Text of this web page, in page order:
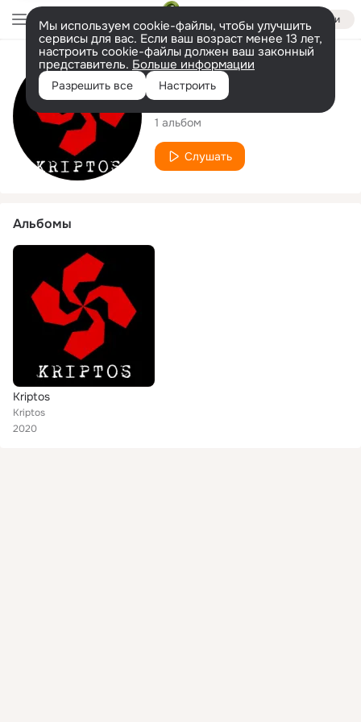
Войти
Мы используем cookie-файлы, чтобы улучшить
сервисы для вас. Если ваш возраст менее 13 лет,
настроить cookie-файлы должен ваш законный
представитель. Больше информации
Разрешить все Настроить
Исполнитель
Kriptos
1 альбом
Слушать
Альбомы
Kriptos
Kriptos
2020